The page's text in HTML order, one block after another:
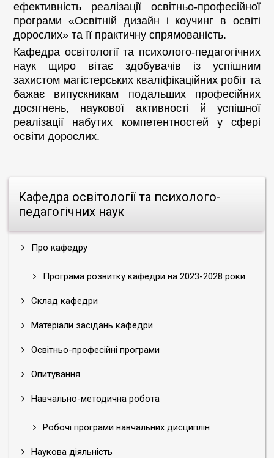
Кафедра освітології та психолого-
педагогічних наук
Про кафедру
Програма розвитку кафедри на 2023-2028 роки
Склад кафедри
Матеріали засідань кафедри
Освітньо-професійні програми
Опитування
Навчально-методична робота
Робочі програми навчальних дисциплін
Наукова діяльність
ефективність реалізації освітньо-професійної
програми «Освітній дизайн і коучинг в освіті
дорослих» та її практичну спрямованість.
Кафедра освітології та психолого-педагогічних
наук щиро вітає здобувачів із успішним
захистом магістерських кваліфікаційних робіт та
бажає випускникам подальших професійних
досягнень, наукової активності й успішної
реалізації набутих компетентностей у сфері
освіти дорослих.